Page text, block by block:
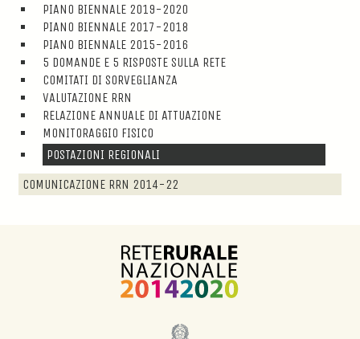
PIANO BIENNALE 2019-2020
PIANO BIENNALE 2017-2018
PIANO BIENNALE 2015-2016
5 DOMANDE E 5 RISPOSTE SULLA RETE
COMITATI DI SORVEGLIANZA
VALUTAZIONE RRN
RELAZIONE ANNUALE DI ATTUAZIONE
MONITORAGGIO FISICO
POSTAZIONI REGIONALI
COMUNICAZIONE RRN 2014-22